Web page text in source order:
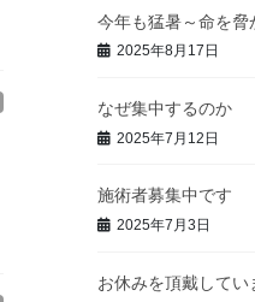
今年も猛暑～命を脅
2025年8月17日
なぜ集中するのか
2025年7月12日
施術者募集中です
2025年7月3日
お休みを頂戴してい